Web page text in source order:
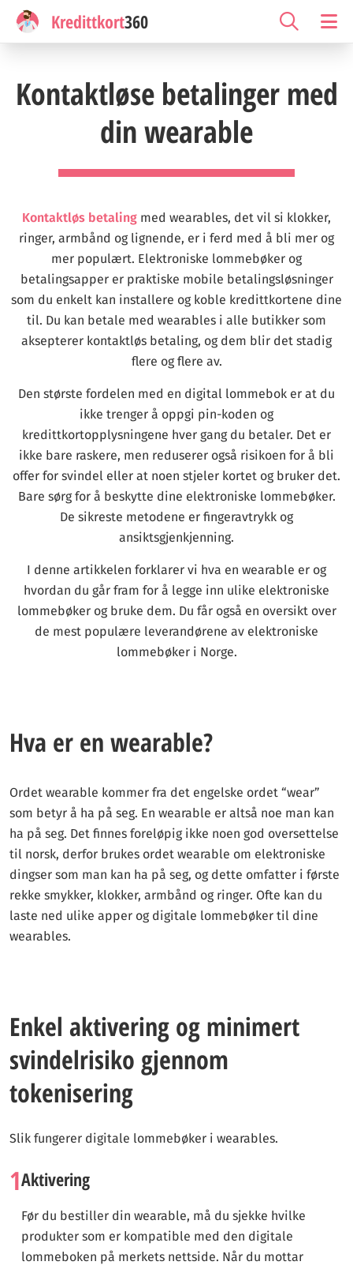
Kredittkort360
Kontaktløse betalinger med
din wearable
Kontaktløs betaling med wearables, det vil si klokker,
ringer, armbånd og lignende, er i ferd med å bli mer og
mer populært. Elektroniske lommebøker og
betalingsapper er praktiske mobile betalingsløsninger
som du enkelt kan installere og koble kredittkortene dine
til. Du kan betale med wearables i alle butikker som
aksepterer kontaktløs betaling, og dem blir det stadig
flere og flere av.
Den største fordelen med en digital lommebok er at du
ikke trenger å oppgi pin-koden og
kredittkortopplysningene hver gang du betaler. Det er
ikke bare raskere, men reduserer også risikoen for å bli
offer for svindel eller at noen stjeler kortet og bruker det.
Bare sørg for å beskytte dine elektroniske lommebøker.
De sikreste metodene er fingeravtrykk og
ansiktsgjenkjenning.
I denne artikkelen forklarer vi hva en wearable er og
hvordan du går fram for å legge inn ulike elektroniske
lommebøker og bruke dem. Du får også en oversikt over
de mest populære leverandørene av elektroniske
lommebøker i Norge.
Hva er en wearable?
Ordet wearable kommer fra det engelske ordet “wear”
som betyr å ha på seg. En wearable er altså noe man kan
ha på seg. Det finnes foreløpig ikke noen god oversettelse
til norsk, derfor brukes ordet wearable om elektroniske
dingser som man kan ha på seg, og dette omfatter i første
rekke smykker, klokker, armbånd og ringer. Ofte kan du
laste ned ulike apper og digitale lommebøker til dine
wearables.
Enkel aktivering og minimert
svindelrisiko gjennom
tokenisering
Slik fungerer digitale lommebøker i wearables.
1Aktivering
Før du bestiller din wearable, må du sjekke hvilke
produkter som er kompatible med den digitale
lommeboken på merkets nettside. Når du mottar